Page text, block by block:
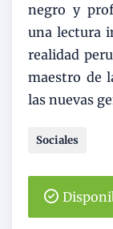
negro y
una lectura
realidad
maestro de
las nuevas
Sociales